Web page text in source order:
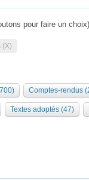
Bureau Collège des
pour faire un choix)
(X)
Comptes-rendus
Textes adoptés (47)